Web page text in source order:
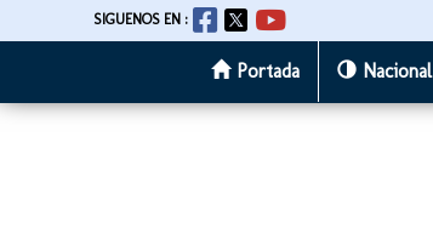
al
SIGUENOS EN :
Portada Nacional